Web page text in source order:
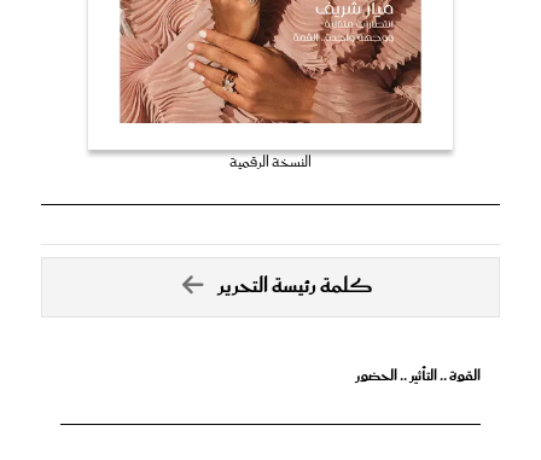
النسخة الرقمية
كلمة رئيسة التحرير
القوة .. التأثير .. الحضور